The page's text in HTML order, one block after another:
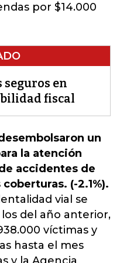
por $14.000
en
fiscal
un
la atención
accidentes de
(-2.1%).
vial se
del año anterior,
víctimas y
hasta el mes